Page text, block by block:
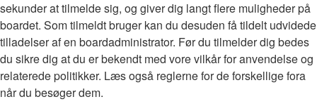
sekunder at tilmelde sig, og giver dig langt flere muligheder på
boardet. Som tilmeldt bruger kan du desuden få tildelt udvidede
tilladelser af en boardadministrator. Før du tilmelder dig bedes
du sikre dig at du er bekendt med vore vilkår for anvendelse og
relaterede politikker. Læs også reglerne for de forskellige fora
når du besøger dem.